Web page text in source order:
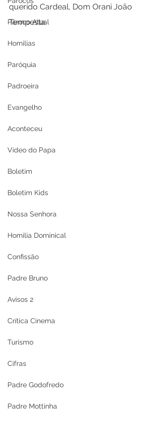
Pároco Atual
Homilias
Paróquia
Padroeira
Evangelho
Aconteceu
Video do Papa
Boletim
Boletim Kids
Nossa Senhora
Homilia Dominical
Confissão
Padre Bruno
Avisos 2
Crítica Cinema
Turismo
Cifras
Padre Godofredo
Padre Mottinha
querido Cardeal, Dom Orani João
Tempesta.